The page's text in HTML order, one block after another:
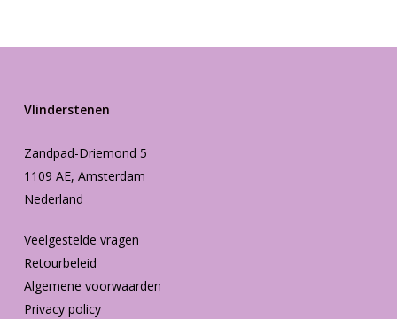
Vlinderstenen
Zandpad-Driemond 5
1109 AE, Amsterdam
Nederland
Veelgestelde vragen
Retourbeleid
Algemene voorwaarden
Privacy policy